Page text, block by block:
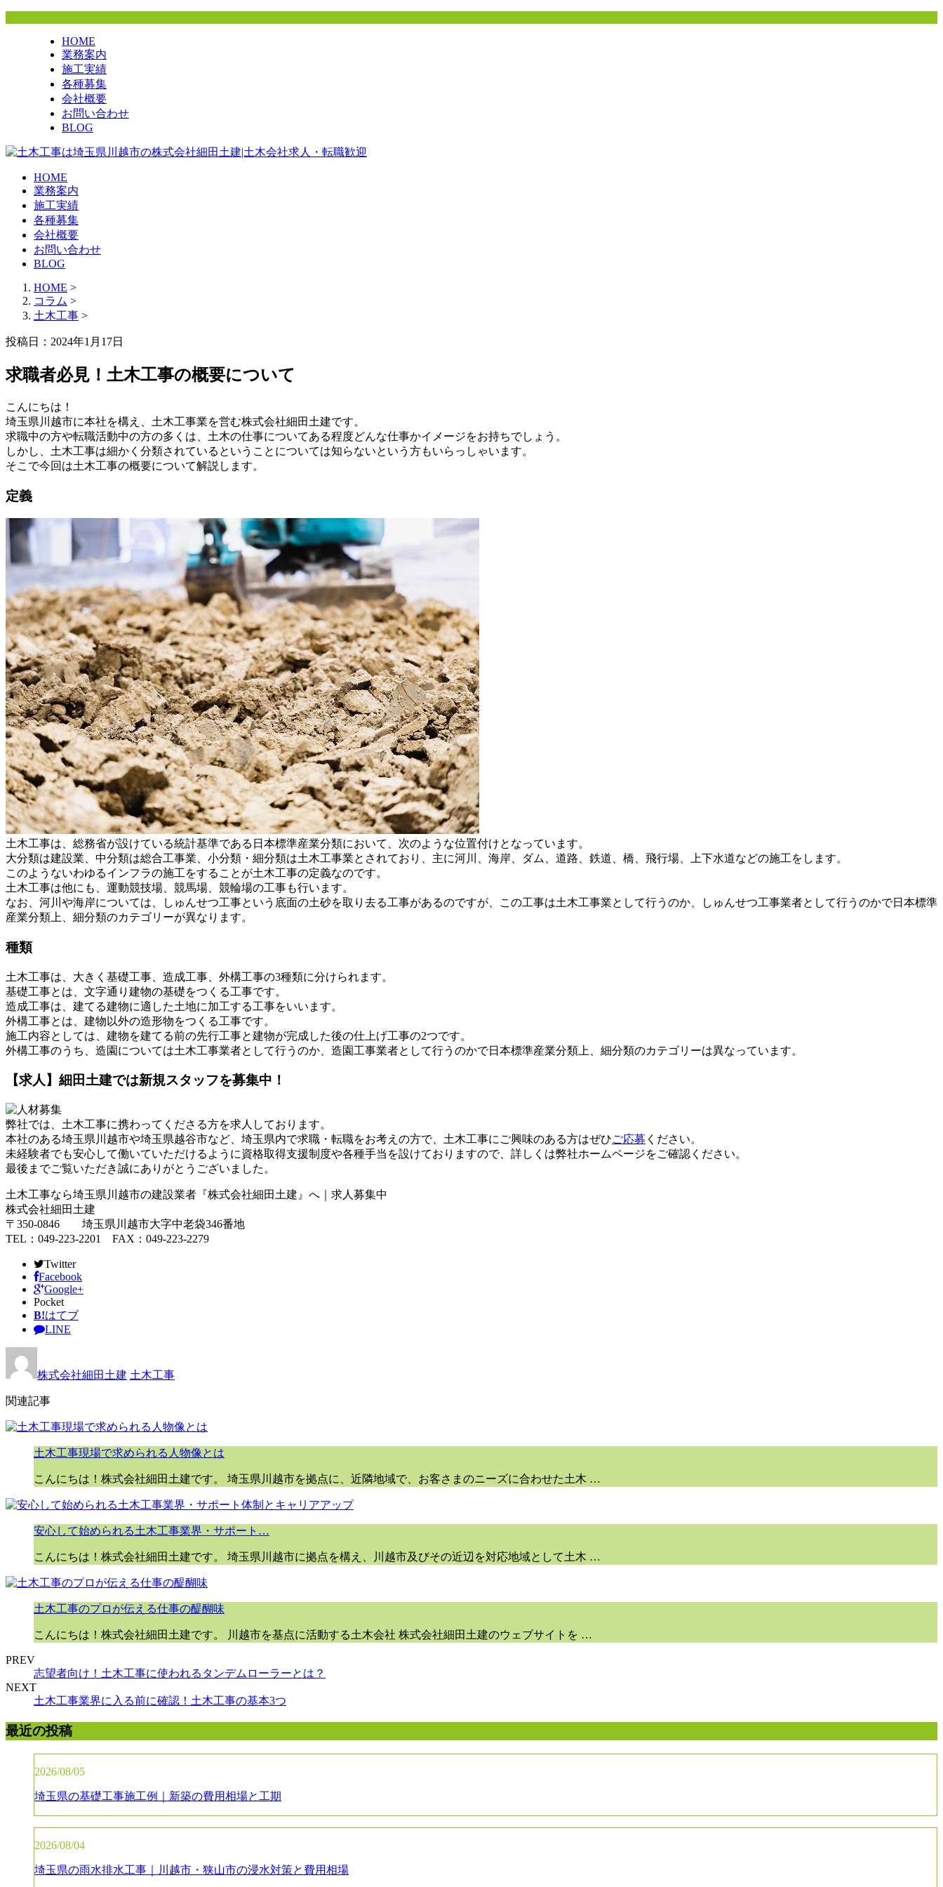
HOME
業務案内
施工実績
各種募集
会社概要
お問い合わせ
BLOG
HOME
業務案内
施工実績
各種募集
会社概要
お問い合わせ
BLOG
HOME >
コラム >
土木工事 >
投稿日：2024年1月17日
求職者必見！土木工事の概要について
こんにちは！
埼玉県川越市に本社を構え、土木工事業を営む株式会社細田土建です。
求職中の方や転職活動中の方の多くは、土木の仕事についてある程度どんな仕事かイメージをお持ちでしょう。
しかし、土木工事は細かく分類されているということについては知らないという方もいらっしゃいます。
そこで今回は土木工事の概要について解説します。
定義
土木工事は、総務省が設けている統計基準である日本標準産業分類において、次のような位置付けとなっています。
大分類は建設業、中分類は総合工事業、小分類・細分類は土木工事業とされており、主に河川、海岸、ダム、道路、鉄道、橋、飛行場、上下水道などの施工をします。
このようないわゆるインフラの施工をすることが土木工事の定義なのです。
土木工事は他にも、運動競技場、競馬場、競輪場の工事も行います。
なお、河川や海岸については、しゅんせつ工事という底面の土砂を取り去る工事があるのですが、この工事は土木工事業として行うのか、しゅんせつ工事業者として行うのかで日本標準
産業分類上、細分類のカテゴリーが異なります。
種類
土木工事は、大きく基礎工事、造成工事、外構工事の3種類に分けられます。
基礎工事とは、文字通り建物の基礎をつくる工事です。
造成工事は、建てる建物に適した土地に加工する工事をいいます。
外構工事とは、建物以外の造形物をつくる工事です。
施工内容としては、建物を建てる前の先行工事と建物が完成した後の仕上げ工事の2つです。
外構工事のうち、造園については土木工事業者として行うのか、造園工事業者として行うのかで日本標準産業分類上、細分類のカテゴリーは異なっています。
【求人】細田土建では新規スタッフを募集中！
弊社では、土木工事に携わってくださる方を求人しております。
本社のある埼玉県川越市や埼玉県越谷市など、埼玉県内で求職・転職をお考えの方で、土木工事にご興味のある方はぜひご応募 ください。
未経験者でも安心して働いていただけるように資格取得支援制度や各種手当を設けておりますので、詳しくは弊社ホームページをご確認ください。
最後までご覧いただき誠にありがとうございました。
土木工事なら埼玉県川越市の建設業者『株式会社細田土建』へ｜求人募集中
株式会社細田土建
〒350-0846 埼玉県川越市大字中老袋346番地
TEL：049-223-2201 FAX：049-223-2279
Twitter
Facebook
Google+
Pocket
B!はてブ
LINE
株式会社細田土建 土木工事
関連記事
土木工事現場で求められる人物像とは
こんにちは！株式会社細田土建です。 埼玉県川越市を拠点に、近隣地域で、お客さまのニーズに合わせた土木 …
安心して始められる土木工事業界・サポート…
こんにちは！株式会社細田土建です。 埼玉県川越市に拠点を構え、川越市及びその近辺を対応地域として土木 …
土木工事のプロが伝える仕事の醍醐味
こんにちは！株式会社細田土建です。 川越市を基点に活動する土木会社 株式会社細田土建のウェブサイトを …
PREV
志望者向け！土木工事に使われるタンデムローラーとは？
NEXT
土木工事業界に入る前に確認！土木工事の基本3つ
最近の投稿
2026/08/05
埼玉県の基礎工事施工例｜新築の費用相場と工期
2026/08/04
埼玉県の雨水排水工事｜川越市・狭山市の浸水対策と費用相場